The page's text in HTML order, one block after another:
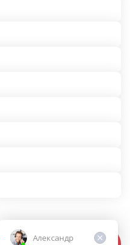
Александр